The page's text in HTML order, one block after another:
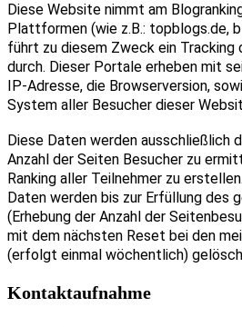
Diese Website nimmt am
Plattformen (wie z.B.: topblogs.de,
führt zu diesem Zweck ein Tracking
durch. Dieser Portale erheben mit
IP-Adresse, die Browserversion,
System aller Besucher dieser
Diese Daten werden ausschließlich
Anzahl der Seiten Besucher zu
Ranking aller Teilnehmer zu
Daten werden bis zur Erfüllung des
(Erhebung der Anzahl der
mit dem nächsten Reset bei den
(erfolgt einmal wöchentlich)
Kontaktaufnahme